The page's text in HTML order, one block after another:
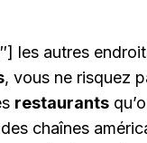
les autres
, vous ne risquez
restaurants
chaînes